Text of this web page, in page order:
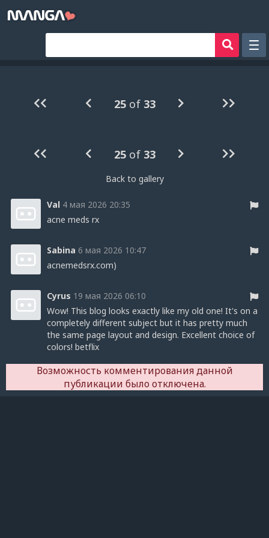
Сборники манги
Sign in
25 of 33
25 of 33
Back to gallery
Val 4 мая 2026 20:35
acne meds rx
Sabina 6 мая 2026 10:47
acnemedsrx.com)
Cyrus 19 мая 2026 06:10
Wow! This blog looks exactly like my old one! It's on a
completely different subject but it has pretty much
the same page layout and design. Excellent choice of
colors! betflix
Возможность комментирования данной
публикации было отключена.